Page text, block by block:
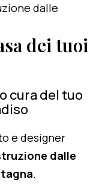
dei tuoi
cura del tuo
e designer
dalle
.